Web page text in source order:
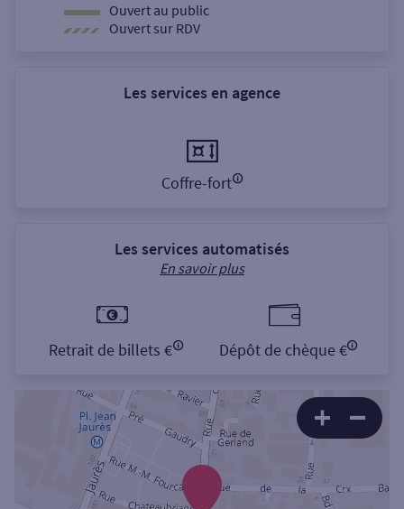
Ouvert au public
Ouvert sur RDV
Les services en agence
Coffre-fort
Les services automatisés
En savoir plus
Retrait de billets € Dépôt de chèque €